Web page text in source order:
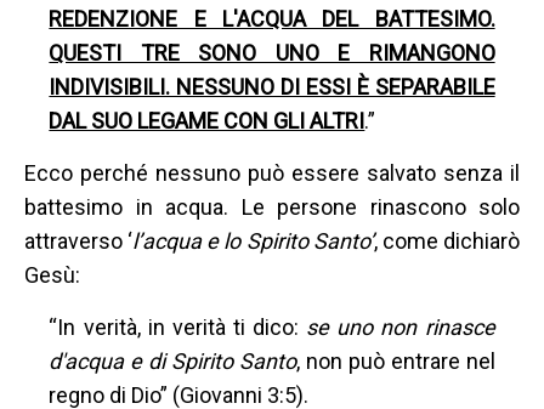
REDENZIONE E L'ACQUA DEL BATTESIMO.
QUESTI TRE SONO UNO E RIMANGONO
INDIVISIBILI. NESSUNO DI ESSI È SEPARABILE
DAL SUO LEGAME CON GLI ALTRI.”
Ecco perché nessuno può essere salvato senza il
battesimo in acqua. Le persone rinascono solo
attraverso ‘l’acqua e lo Spirito Santo’, come dichiarò
Gesù:
“In verità, in verità ti dico: se uno non rinasce
d'acqua e di Spirito Santo, non può entrare nel
regno di Dio” (Giovanni 3:5).